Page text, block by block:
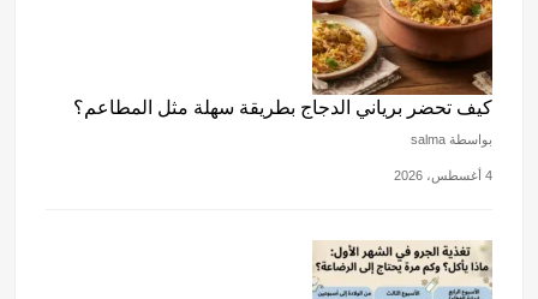
كيف تحضر برياني الدجاج بطريقة سهلة مثل المطاعم؟
بواسطة salma
4 أغسطس، 2026